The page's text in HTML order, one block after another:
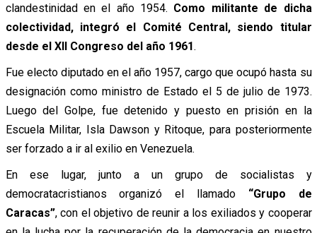
clandestinidad en el año 1954. Como militante de dicha
colectividad, integró el Comité Central, siendo titular
desde el XII Congreso del año 1961.
Fue electo diputado en el año 1957, cargo que ocupó hasta su
designación como ministro de Estado el 5 de julio de 1973.
Luego del Golpe, fue detenido y puesto en prisión en la
Escuela Militar, Isla Dawson y Ritoque, para posteriormente
ser forzado a ir al exilio en Venezuela.
En ese lugar, junto a un grupo de socialistas y
democratacristianos organizó el llamado “Grupo de
Caracas”, con el objetivo de reunir a los exiliados y cooperar